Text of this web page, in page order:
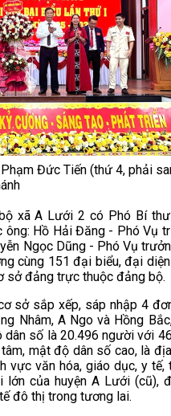
Đức Tiến (thứ 4, phải
xã A Lưới 2 có Phó Bí
ông: Hồ Hải Đăng - Phó Vụ
Ngọc Dũng - Phó Vụ
cùng 151 đại biểu, đại
sở đảng trực thuộc đảng bộ.
sở sắp xếp, sáp nhập 4
Nhâm, A Ngo và Hồng
dân số là 20.496 người với
mật độ dân số cao, là
vực văn hóa, giáo dục, y tế,
lớn của huyện A Lưới (cũ),
đô thị trong tương lai.